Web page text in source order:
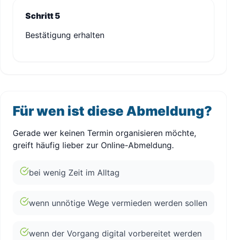
Schritt 5
Bestätigung erhalten
Für wen ist diese Abmeldung?
Gerade wer keinen Termin organisieren möchte,
greift häufig lieber zur Online-Abmeldung.
bei wenig Zeit im Alltag
wenn unnötige Wege vermieden werden sollen
wenn der Vorgang digital vorbereitet werden